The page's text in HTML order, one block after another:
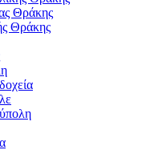
Θράκης
Θράκης